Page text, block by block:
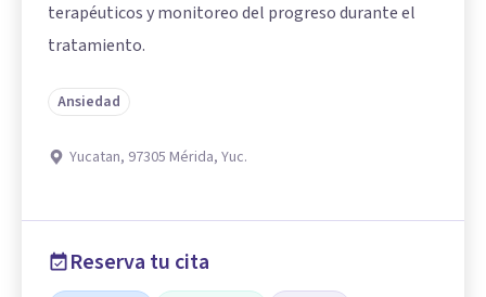
terapéuticos y monitoreo del progreso durante el
tratamiento.
Ansiedad
Yucatan, 97305 Mérida, Yuc.
Reserva tu cita